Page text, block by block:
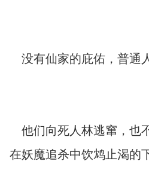
没有仙家的庇佑，普通
他们向死人林逃窜，也
在妖魔追杀中饮鸩止渴的